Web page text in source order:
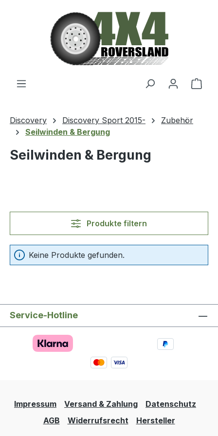
Zum Hauptinhalt springen
Discovery Discovery Sport 2015-
Zubehör
Seilwinden & Bergung
Seilwinden & Bergung
Produkte filtern
Keine Produkte gefunden.
Service-Hotline
Impressum Versand & Zahlung
Datenschutz
AGB
Widerrufsrecht Hersteller